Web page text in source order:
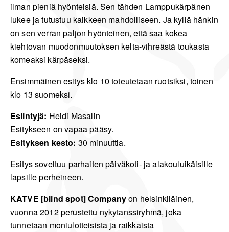
ilman pieniä hyönteisiä. Sen tähden Lamppukärpänen
lukee ja tutustuu kaikkeen mahdolliseen. Ja kyllä hänkin
on sen verran paljon hyönteinen, että saa kokea
kiehtovan muodonmuutoksen kelta-vihreästä toukasta
komeaksi kärpäseksi.
Ensimmäinen esitys klo 10 toteutetaan ruotsiksi, toinen
klo 13 suomeksi.
Esiintyjä: Heidi Masalin
Esitykseen on vapaa pääsy.
Esityksen kesto: 30 minuuttia.
Esitys soveltuu parhaiten päiväkoti- ja alakouluikäisille
lapsille perheineen.
KATVE [blind spot] Companyon helsinkiläinen,
vuonna 2012 perustettu nykytanssiryhmä, joka
tunnetaan moniulotteisista ja raikkaista